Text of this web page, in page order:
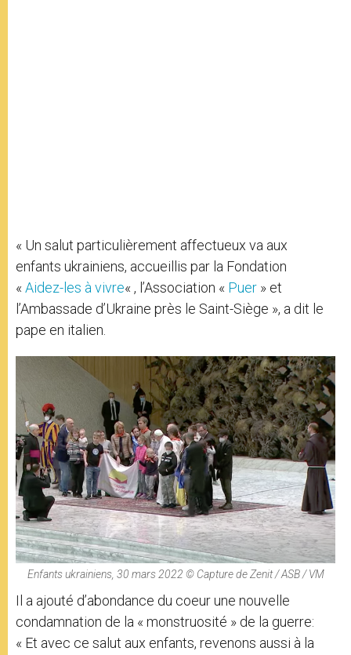
« Un salut particulièrement affectueux va aux
enfants ukrainiens, accueillis par la Fondation
« Aidez-les à vivre« , l’Association « Puer » et
l’Ambassade d’Ukraine près le Saint-Siège », a dit le
pape en italien.
Enfants ukrainiens, 30 mars 2022 © Capture de Zenit / ASB / VM
Il a ajouté d’abondance du coeur une nouvelle
condamnation de la « monstruosité » de la guerre:
« Et avec ce salut aux enfants, revenons aussi à la